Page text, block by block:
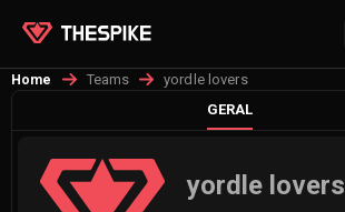
Home Teams
yordle lovers
GERAL
yordle lovers